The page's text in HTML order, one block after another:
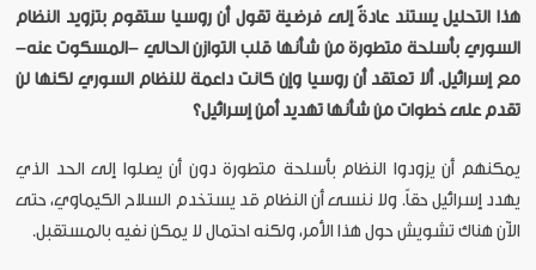
هذا التحليل يستند عادةً إلى فرضية تقول أن روسيا ستقوم بتزويد النظام
السوري بأسلحة متطورة من شأنها قلب التوازن الحالي –المسكوت عنه–
مع إسرائيل. ألا تعتقد أن روسيا وإن كانت داعمة للنظام السوري لكنها لن
تقدم على خطوات من شأنها تهديد أمن إسرائيل؟
يمكنهم أن يزودوا النظام بأسلحة متطورة دون أن يصلوا إلى الحد الذي
يهدد إسرائيل حقاً. ولا ننسى أن النظام قد يستخدم السلاح الكيماوي، حتى
الآن هناك تشويش حول هذا الأمر، ولكنه احتمال لا يمكن نفيه بالمستقبل.